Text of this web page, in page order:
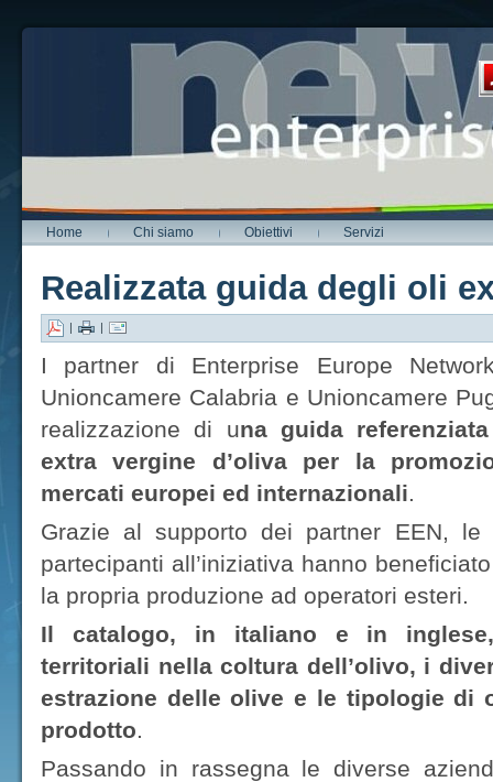
Home Chi siamo Obiettivi Servizi
Realizzata guida degli oli
| |
I partner di Enterprise Europe
Unioncamere Calabria e Unioncamere
realizzazione di una guida
extra vergine d’oliva per la
mercati europei ed internazionali.
Grazie al supporto dei partner EEN,
partecipanti all’iniziativa hanno
la propria produzione ad operatori esteri.
Il catalogo, in italiano e in
territoriali nella coltura dell’olivo, i
estrazione delle olive e le tipologie di
prodotto.
Passando in rassegna le diverse